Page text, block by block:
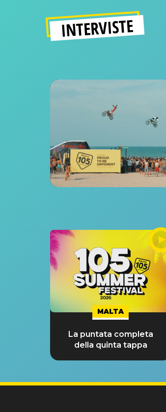
INTERVISTE
MALTA
La puntata completa
della quinta tappa